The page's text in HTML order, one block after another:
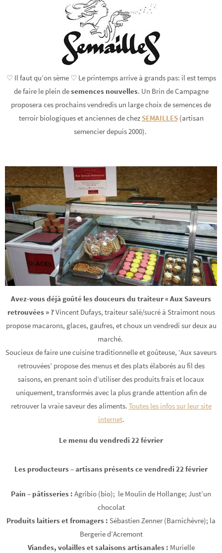
♡ Il faut qu’on sème ♡ Le printemps arrive à grands pas: il est temps
de faire le plein desemences nouvelles. Un Brin de Campagne
proposera ces prochains vendredis un large choix de semences de
terroir biologiques et anciennes de chez SEMAILLES(artisan
semencier depuis 2000).
Avez-vous déjà goûté les douceurs du traiteur « Aux Saveurs
retrouvées » ?Vincent Dufays, traiteur salé/sucré à Straimont nous
propose macarons, glaces, gaufres, et choux un vendredi sur deux au
marché.
Soucieux de faire une cuisine traditionnelle et goûteuse, ‘Aux saveurs
retrouvées’ propose des menus et des plats élaborés au fil des
saisons, en prenant soin d’utiliser des produits frais et locaux
uniquement, transformés avec la plus grande attention afin de
retrouver la vraie saveur des aliments. Toutes les infos sur leur site
internet.
Le menu du vendredi 22 février
Les producteurs – artisans présents ce vendredi 22 février
Pain – pâtisseries : Agribio (bio); le Moulin de Hollange; Just’un
chocolat
Produits laitiers et fromagers : Sébastien Zenner (Barnichèvre); la
Bergerie d’Acremont
Viandes, volailles et salaisons artisanales : Murielle